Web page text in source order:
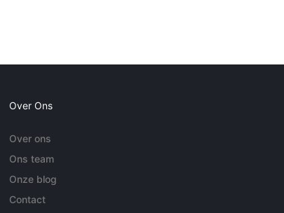
Over Ons
Over ons
Ons team
Onze blog
Contact